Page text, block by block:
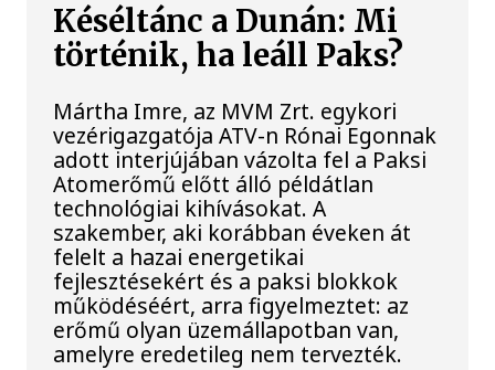
Késéltánc a Dunán: Mi
történik, ha leáll Paks?
Mártha Imre, az MVM Zrt. egykori
vezérigazgatója ATV-n Rónai Egonnak
adott interjújában vázolta fel a Paksi
Atomerőmű előtt álló példátlan
technológiai kihívásokat. A
szakember, aki korábban éveken át
felelt a hazai energetikai
fejlesztésekért és a paksi blokkok
működéséért, arra figyelmeztet: az
erőmű olyan üzemállapotban van,
amelyre eredetileg nem tervezték.